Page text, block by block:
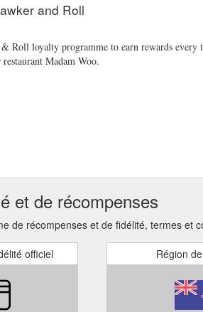
and Roll
Roll loyalty programme to earn rewards
Madam Woo.
et de récompenses
de récompenses et de fidélité, termes et
officiel Région